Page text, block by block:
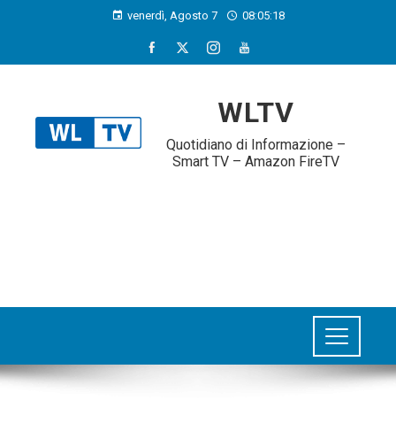
venerdì, Agosto 7 08:05:19
WLTV
Quotidiano di Informazione –
Smart TV – Amazon FireTV